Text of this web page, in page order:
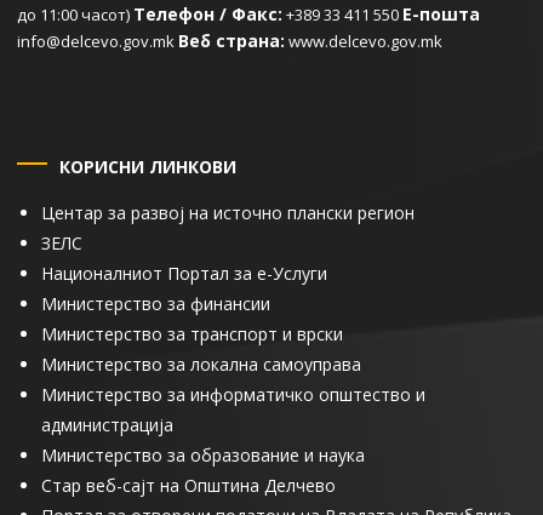
до 11:00 часот) Телефон / Факс: +389 33 411 550 Е-пошта
info@delcevo.gov.mk Веб страна: www.delcevo.gov.mk
КОРИСНИ ЛИНКОВИ
Центар за развој на источно плански регион
ЗЕЛС
Националниот Портал за е-Услуги
Министерство за финансии
Министерство за транспорт и врски
Министерство за локална самоуправа
Министерство за информатичко општество и
администрација
Министерство за образование и наука
Стар веб-сајт на Општина Делчево